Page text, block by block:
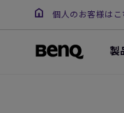
個人のお客様はこ
製